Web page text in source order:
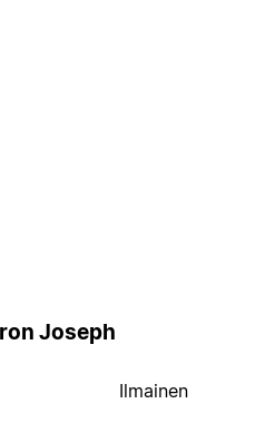
Joseph
Ilmainen